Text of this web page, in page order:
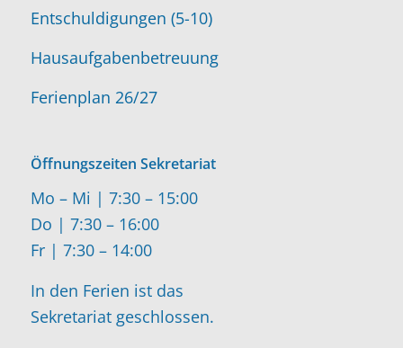
Entschuldigungen (5-10)
Hausaufgabenbetreuung
Ferienplan 26/27
Öffnungszeiten Sekretariat
Mo – Mi | 7:30 – 15:00
Do | 7:30 – 16:00
Fr | 7:30 – 14:00
In den Ferien ist das
Sekretariat geschlossen.